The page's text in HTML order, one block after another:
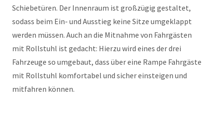
Schiebetüren. Der Innenraum ist großzügig gestaltet,
sodass beim Ein- und Ausstieg keine Sitze umgeklappt
werden müssen. Auch an die Mitnahme von Fahrgästen
mit Rollstuhl ist gedacht: Hierzu wird eines der drei
Fahrzeuge so umgebaut, dass über eine Rampe Fahrgäste
mit Rollstuhl komfortabel und sicher einsteigen und
mitfahren können.